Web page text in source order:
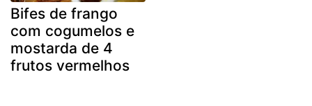
Bifes de frango
com cogumelos e
mostarda de 4
frutos vermelhos